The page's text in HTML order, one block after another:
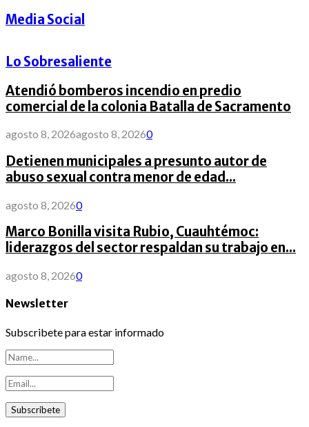
Media Social
Lo Sobresaliente
Atendió bomberos incendio en predio
comercial de la colonia Batalla de Sacramento
agosto 8, 2026agosto 8, 20260
Detienen municipales a presunto autor de
abuso sexual contra menor de edad...
agosto 8, 20260
Marco Bonilla visita Rubio, Cuauhtémoc:
liderazgos del sector respaldan su trabajo en...
agosto 8, 20260
Newsletter
Subscribete para estar informado